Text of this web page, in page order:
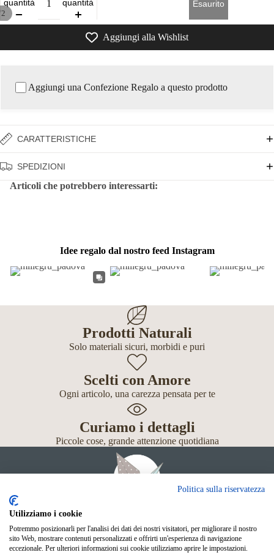
2
quantità
quantità
Esaurito
Aggiungi alla Wishlist
Aggiungi una Confezione Regalo a questo prodotto
CARATTERISTICHE
SPEDIZIONI
Articoli che potrebbero interessarti:
Idee regalo dal nostro feed Instagram
Prodotti Naturali
Solo materiali sicuri, morbidi e puri
Scelti con Amore
Ogni articolo, una carezza pensata per te
Curiamo i dettagli
Piccole cose, grande attenzione quotidiana
Giochi
Neonato
Politica sulla riservatezza
Utilizziamo i cookie
Potremmo posizionarli per l'analisi dei dati dei nostri visitatori, per migliorare il nostro
sito Web, mostrare contenuti personalizzati e offrirti un'esperienza di navigazione
eccezionale. Per ulteriori informazioni sui cookie utilizziamo aprire le impostazioni.